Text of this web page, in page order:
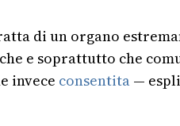
di un organo
e soprattutto che
invece consentita —